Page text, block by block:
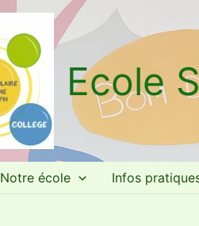
Ecole
Notre école Infos